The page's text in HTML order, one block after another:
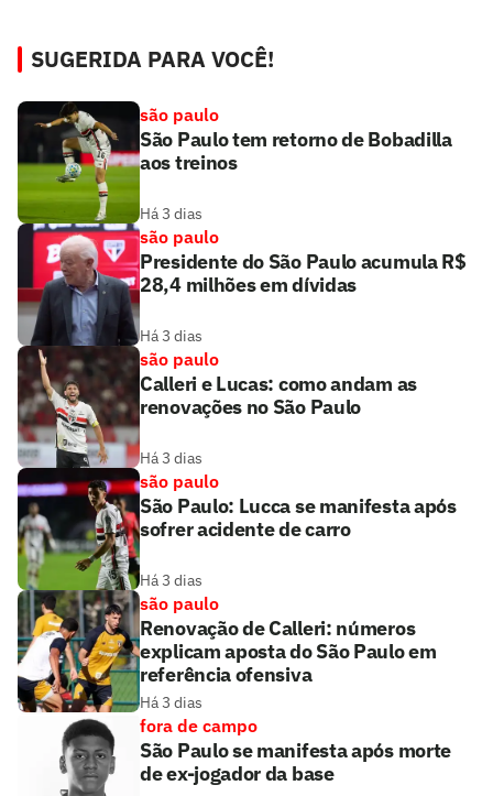
SUGERIDA PARA VOCÊ!
são paulo
São Paulo tem retorno de Bobadilla
aos treinos
Há 3 dias
são paulo
Presidente do São Paulo acumula R$
28,4 milhões em dívidas
Há 3 dias
são paulo
Calleri e Lucas: como andam as
renovações no São Paulo
Há 3 dias
são paulo
São Paulo: Lucca se manifesta após
sofrer acidente de carro
Há 3 dias
são paulo
Renovação de Calleri: números
explicam aposta do São Paulo em
referência ofensiva
Há 3 dias
fora de campo
São Paulo se manifesta após morte
de ex-jogador da base